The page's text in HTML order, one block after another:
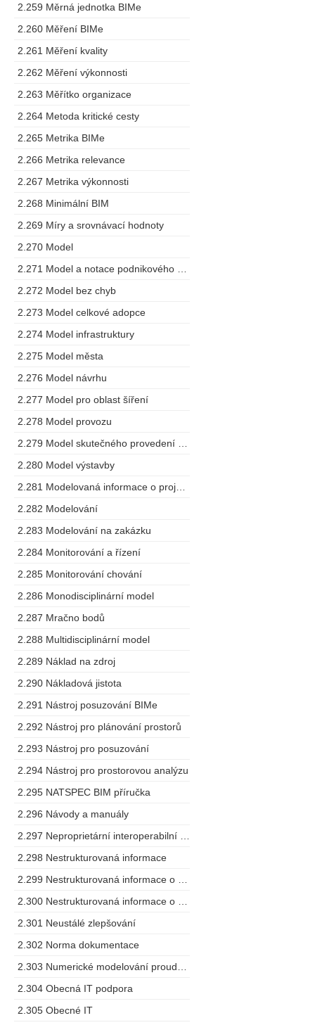
2.259 Měrná jednotka BIMe
2.260 Měření BIMe
2.261 Měření kvality
2.262 Měření výkonnosti
2.263 Měřítko organizace
2.264 Metoda kritické cesty
2.265 Metrika BIMe
2.266 Metrika relevance
2.267 Metrika výkonnosti
2.268 Minimální BIM
2.269 Míry a srovnávací hodnoty
2.270 Model
2.272 Model bez chyb
2.273 Model celkové adopce
2.274 Model infrastruktury
2.275 Model města
2.276 Model návrhu
2.277 Model pro oblast šíření
2.278 Model provozu
2.280 Model výstavby
2.282 Modelování
2.283 Modelování na zakázku
2.284 Monitorování a řízení
2.285 Monitorování chování
2.286 Monodisciplinární model
2.287 Mračno bodů
2.288 Multidisciplinární model
2.289 Náklad na zdroj
2.290 Nákladová jistota
2.291 Nástroj posuzování BIMe
2.292 Nástroj pro plánování prostorů
2.293 Nástroj pro posuzování
2.294 Nástroj pro prostorovou analýzu
2.295 NATSPEC BIM příručka
2.296 Návody a manuály
2.298 Nestrukturovaná informace
2.301 Neustálé zlepšování
2.302 Norma dokumentace
2.304 Obecná IT podpora
2.305 Obecné IT